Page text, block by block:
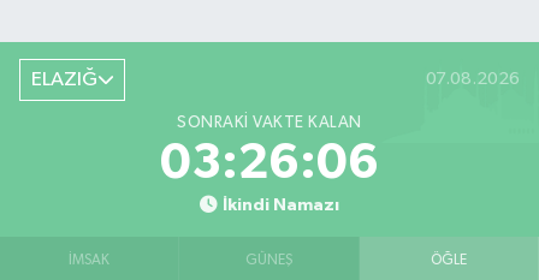
ELAZIĞ 07.08.2026
SONRAKI VAKTE KALAN
03:26:06
İkindi Namazı
İMSAK GÜNEŞ ÖĞLE